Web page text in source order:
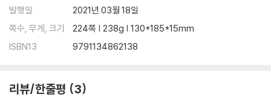
발행일
2021년 03월 18일
쪽수, 무게, 크기
224쪽 | 238g | 130*185*15mm
ISBN13
9791134862138
리뷰/한줄평 3